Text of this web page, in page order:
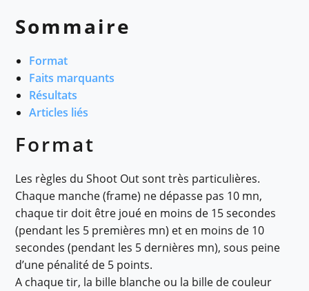
Sommaire
Format
Faits marquants
Résultats
Articles liés
Format
Les règles du Shoot Out sont très particulières.
Chaque manche (frame) ne dépasse pas 10 mn,
chaque tir doit être joué en moins de 15 secondes
(pendant les 5 premières mn) et en moins de 10
secondes (pendant les 5 dernières mn), sous peine
d’une pénalité de 5 points.
A chaque tir, la bille blanche ou la bille de couleur